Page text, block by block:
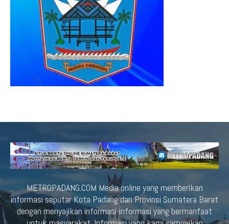
METROPADANG.COM Media online yang memberikan
informasi seputar Kota Padang dan Provinsi Sumatera Barat
dengan menyajikan informasi-informasi yang bermanfaat